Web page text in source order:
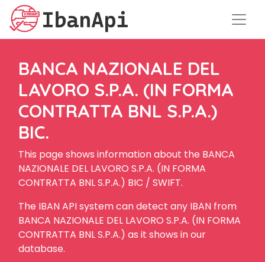
BANCA NAZIONALE DEL
LAVORO S.P.A. (IN FORMA
CONTRATTA BNL S.P.A.)
BIC.
This page shows information about the BANCA
NAZIONALE DEL LAVORO S.P.A. (IN FORMA
CONTRATTA BNL S.P.A.) BIC / SWIFT.
The IBAN API system can detect any IBAN from
BANCA NAZIONALE DEL LAVORO S.P.A. (IN FORMA
CONTRATTA BNL S.P.A.) as it shows in our
database.